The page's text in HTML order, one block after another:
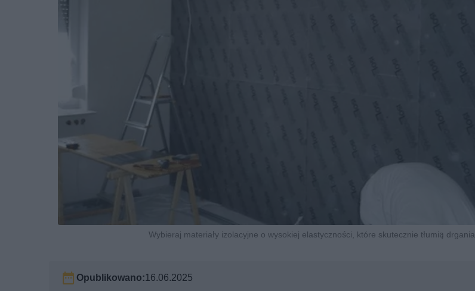
Wybieraj materiały izolacyjne o wysokiej elastyczności, które skutecznie tłumią drgania
Opublikowano:16.06.2025